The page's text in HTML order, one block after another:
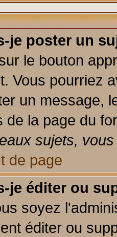
je poster un
le bouton
Vous pourriez
un message,
de la page du
sujets,
de page
je éditer ou
soyez
éditer ou